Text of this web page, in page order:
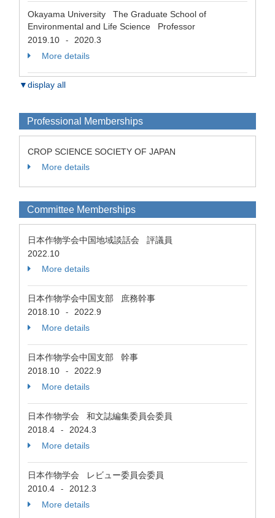
Okayama University The Graduate School of
Environmental and Life Science Professor
2019.10
-
2020.3
More details
▼display all
Professional Memberships
CROP SCIENCE SOCIETY OF JAPAN
More details
Committee Memberships
日本作物学会中国地域談話会 評議員
2022.10
More details
日本作物学会中国支部 庶務幹事
2018.10
-
2022.9
More details
日本作物学会中国支部 幹事
2018.10
-
2022.9
More details
日本作物学会 和文誌編集委員会委員
2018.4
-
2024.3
More details
日本作物学会 レビュー委員会委員
2010.4
-
2012.3
More details